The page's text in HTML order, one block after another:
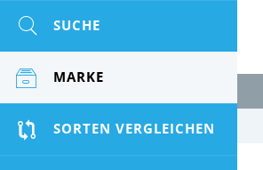
SUCHE
MARKE
SORTEN VERGLEICHEN